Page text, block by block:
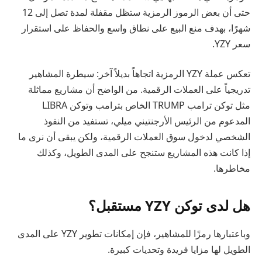
حتى أن بعض الرموز الرمزية ستظل مقفلة لمدة تصل إلى 12
شهرًا، بهدف منع البيع على نطاق واسع والحفاظ على استقرار
سعر YZY.
تعكس عملة YZY الرمزية اتجاهاً بديلاً آخر: سيطرة المشاهير
تدريجياً على العملات الرقمية. من الواضح أن مشاريع مماثلة
مثل توكن ترامب TRUMP الخاص بترامب وتوكن LIBRA
المدعوم من الرئيس الأرجنتيني ميلي، تستفيد من النفوذ
الشخصي لدخول سوق العملات الرقمية، ولكن يبقى أن نرى ما
إذا كانت هذه المشاريع ستنجح على المدى الطويل، وكذلك
مخاطرها.
هل لدى توكن YZY مستقبل؟
وباعتبارها رمزًا للمشاهير، فإن إمكانات تطوير YZY على المدى
الطويل لها مزايا فريدة وتحديات كبيرة.